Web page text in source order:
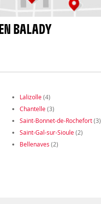
BALADY
Lalizolle(4)
Chantelle(3)
Saint-Bonnet-de-Rochefort(3)
Saint-Gal-sur-Sioule(2)
Bellenaves (2)